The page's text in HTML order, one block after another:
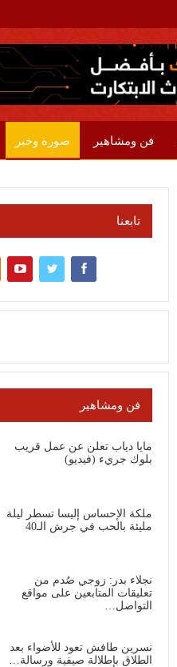
فن ومشاهير صورة وخبر
تابعنا
فن ومشاهير
مايا دياب تعلن عن عمل قريب
بلوك جريء (فيديو)
ملكة الإحساس إليسا تسطر ليلة
مليئة بالحب في جرش الـ40
نجلاء بدر: زوجي صُدم من
تعليقات المتابعين على مواقع
التواصل…
نسرين طافش تعود للأضواء بعد
الطلاق بإطلالة صيفية ورسالة…